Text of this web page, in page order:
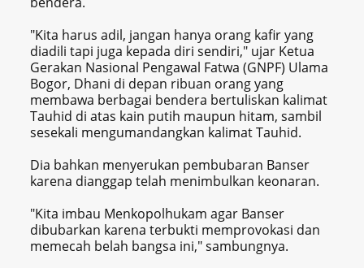
"Kita harus adil, jangan hanya orang kafir yang
diadili tapi juga kepada diri sendiri," ujar Ketua
Gerakan Nasional Pengawal Fatwa (GNPF) Ulama
Bogor, Dhani di depan ribuan orang yang
membawa berbagai bendera bertuliskan kalimat
Tauhid di atas kain putih maupun hitam, sambil
sesekali mengumandangkan kalimat Tauhid.
Dia bahkan menyerukan pembubaran Banser
karena dianggap telah menimbulkan keonaran.
"Kita imbau Menkopolhukam agar Banser
dibubarkan karena terbukti memprovokasi dan
memecah belah bangsa ini," sambungnya.